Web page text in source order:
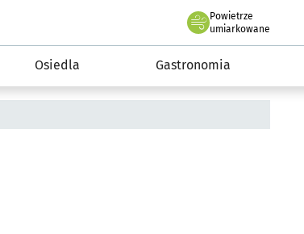
Powietrze
we Wrocławiu
umiarkowane
Osiedla Gastronomia